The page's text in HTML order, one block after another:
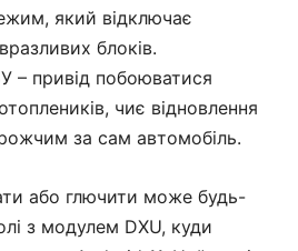
який відключає
блоків.
– привід побоюватися
чиє відновлення
за сам автомобіль.
або глючити може будь-
з модулем DXU, куди